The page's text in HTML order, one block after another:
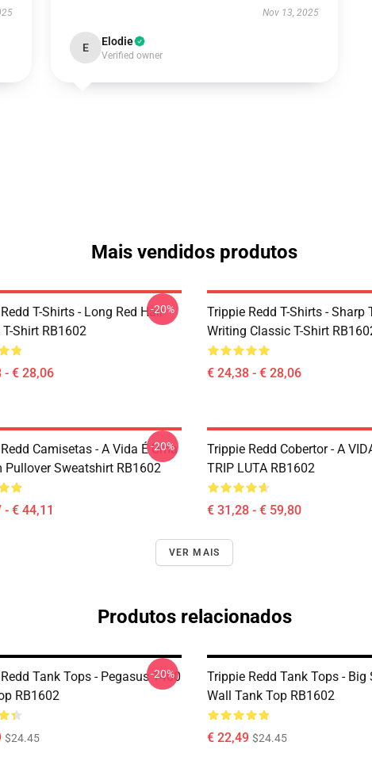
Nov 13, 2025
E Elodie
Verified owner
Mais vendidos produtos
T-Shirts - Long Red Hair
Shirt RB1602
- € 28,06
-20%
Trippie Redd T-Shirts - Sharp
Writing Classic T-Shirt
€ 24,38 - € 28,06
Camisetas - A Vida É Uma
Pullover Sweatshirt RB1602
- € 44,11
-20%
Trippie Redd Cobertor - A
TRIP LUTA RB1602
€ 31,28 - € 59,80
VER MAIS
Produtos relacionados
Tank Tops - Pegasus 1400
RB1602
$24.45
-20%
Trippie Redd Tank Tops - Big
Wall Tank Top RB1602
€ 22,49 $24.45